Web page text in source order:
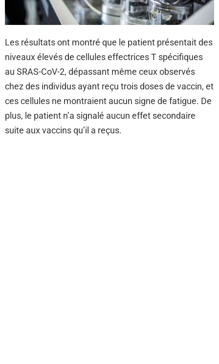
Les résultats ont montré que le patient présentait des
niveaux élevés de cellules effectrices T spécifiques
au SRAS-CoV-2, dépassant même ceux observés
chez des individus ayant reçu trois doses de vaccin, et
ces cellules ne montraient aucun signe de fatigue. De
plus, le patient n’a signalé aucun effet secondaire
suite aux vaccins qu’il a reçus.